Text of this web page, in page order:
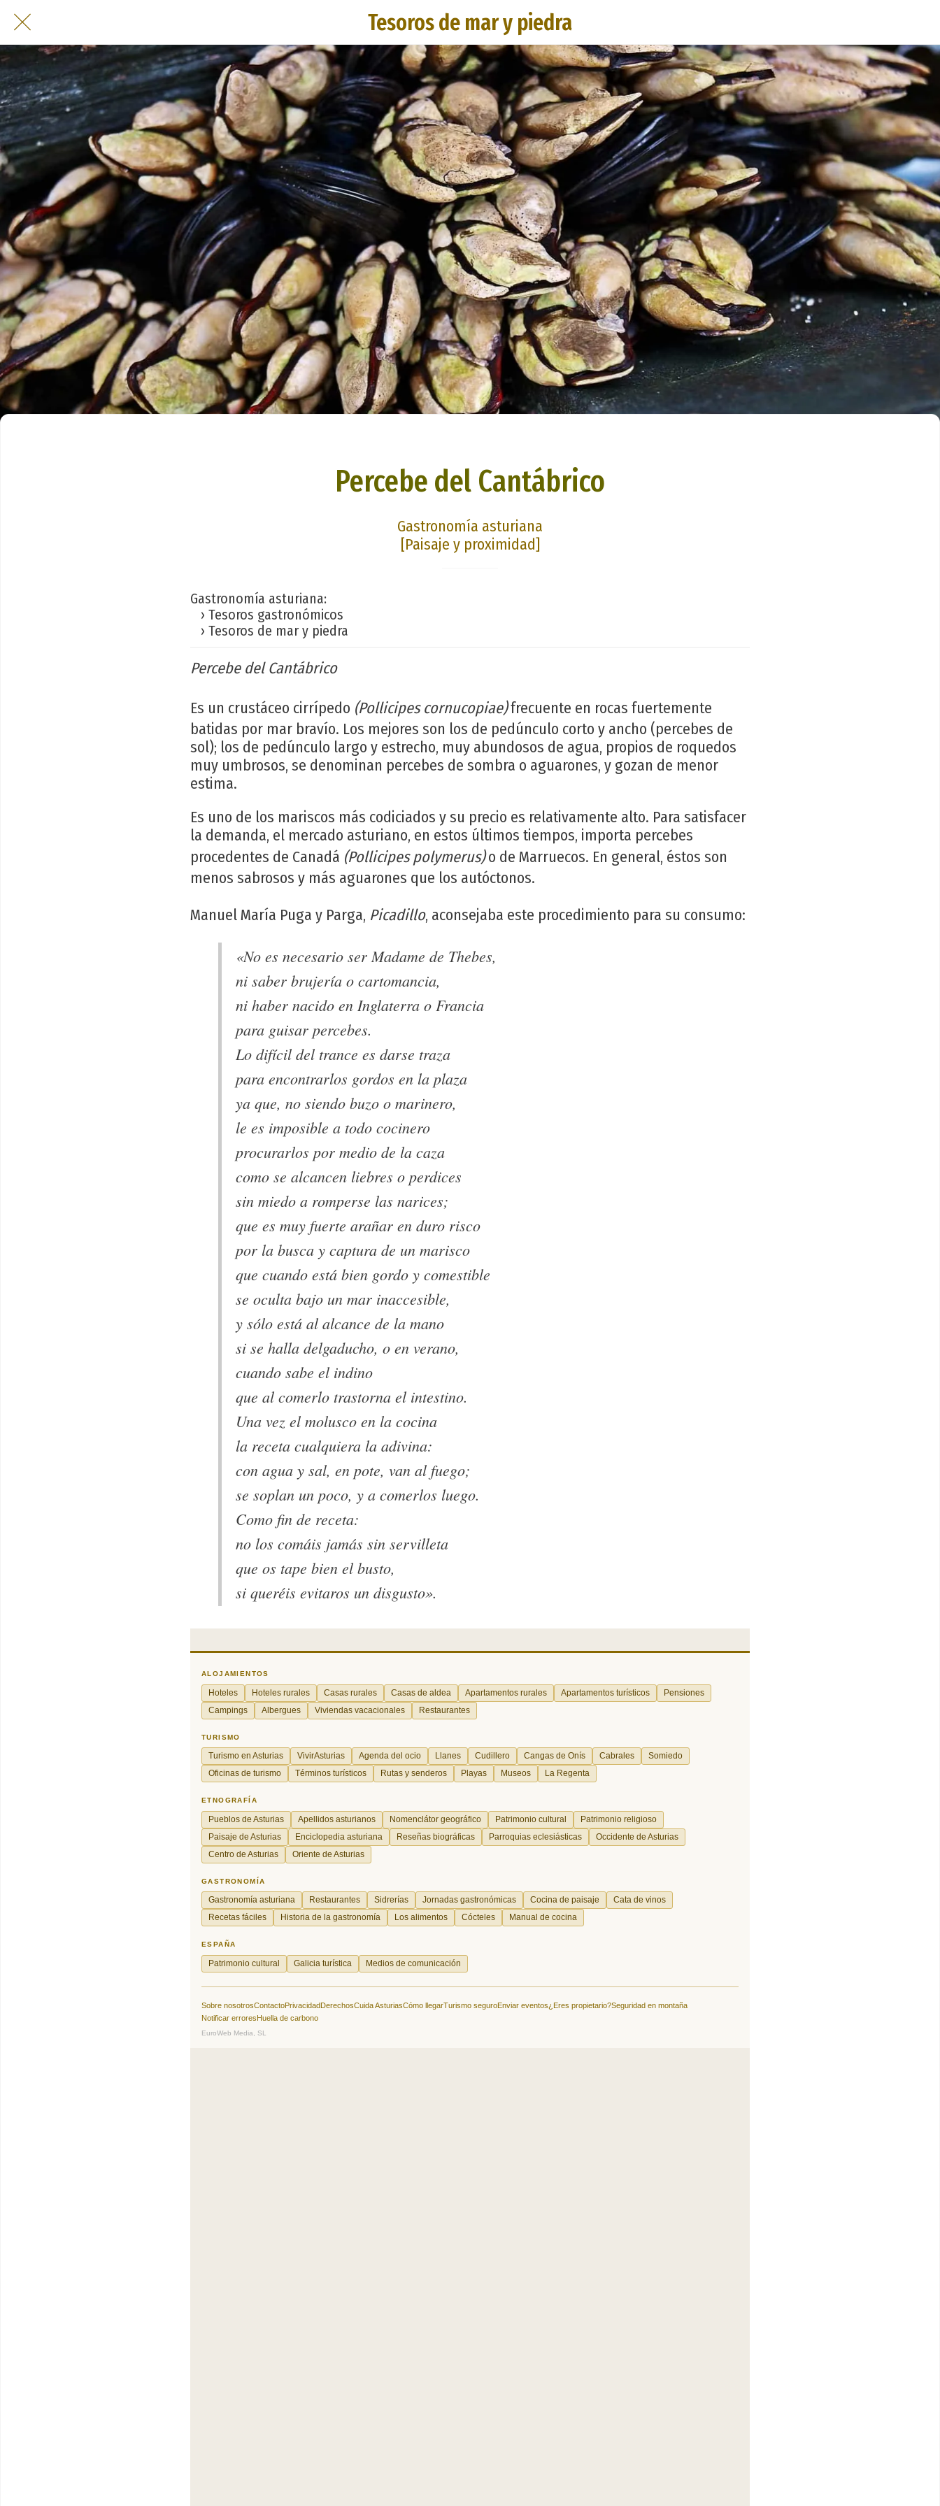
Tesoros de mar y piedra
Percebe del Cantábrico
Gastronomía asturiana
[Paisaje y proximidad]
Gastronomía asturiana:
› Tesoros gastronómicos
› Tesoros de mar y piedra
Percebe del Cantábrico
Es un crustáceo cirrípedo (Pollicipes cornucopiae)frecuente en rocas fuertemente
batidas por mar bravío. Los mejores son los de pedúnculo corto y ancho (percebes de
sol); los de pedúnculo largo y estrecho, muy abundosos de agua, propios de roquedos
muy umbrosos, se denominan percebes de sombra o aguarones, y gozan de menor
estima.
Es uno de los mariscos más codiciados y su precio es relativamente alto. Para satisfacer
la demanda, el mercado asturiano, en estos últimos tiempos, importa percebes
procedentes de Canadá (Pollicipes polymerus)o de Marruecos. En general, éstos son
menos sabrosos y más aguarones que los autóctonos.
Manuel María Puga y Parga, Picadillo, aconsejaba este procedimiento para su consumo:
«No es necesario ser Madame de Thebes,
ni saber brujería o cartomancia,
ni haber nacido en Inglaterra o Francia
para guisar percebes.
Lo difícil del trance es darse traza
para encontrarlos gordos en la plaza
ya que, no siendo buzo o marinero,
le es imposible a todo cocinero
procurarlos por medio de la caza
como se alcancen liebres o perdices
sin miedo a romperse las narices;
que es muy fuerte arañar en duro risco
por la busca y captura de un marisco
que cuando está bien gordo y comestible
se oculta bajo un mar inaccesible,
y sólo está al alcance de la mano
si se halla delgaducho, o en verano,
cuando sabe el indino
que al comerlo trastorna el intestino.
Una vez el molusco en la cocina
la receta cualquiera la adivina:
con agua y sal, en pote, van al fuego;
se soplan un poco, y a comerlos luego.
Como fin de receta:
no los comáis jamás sin servilleta
que os tape bien el busto,
si queréis evitaros un disgusto».